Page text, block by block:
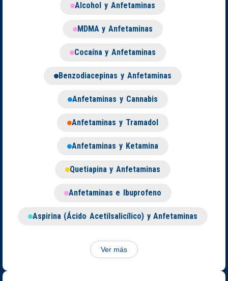
Alcohol y Anfetaminas
MDMA y Anfetaminas
Cocaína y Anfetaminas
Benzodiacepinas y Anfetaminas
Anfetaminas y Cannabis
Anfetaminas y Tramadol
Anfetaminas y Ketamina
Quetiapina y Anfetaminas
Anfetaminas e Ibuprofeno
Aspirina (Ácido Acetilsalicílico) y Anfetaminas
Ver más